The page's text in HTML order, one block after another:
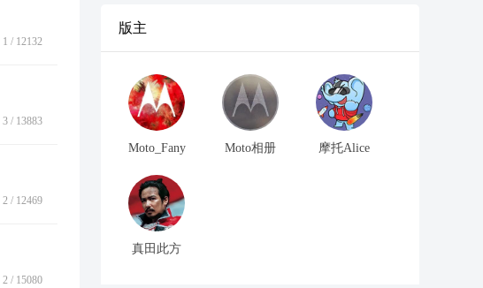
1 / 12132
3 / 13883
2 / 12469
2 / 15080
版主
Moto_Fany Moto相册 摩托Alice
真田此方